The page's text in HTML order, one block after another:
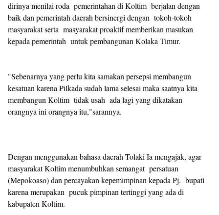
dirinya menilai roda pemerintahan di Koltim berjalan dengan
baik dan pemerintah daerah bersinergi dengan tokoh-tokoh
masyarakat serta masyarakat proaktif memberikan masukan
kepada pemerintah untuk pembangunan Kolaka Timur.
"Sebenarnya yang perlu kita samakan persepsi membangun
kesatuan karena Pilkada sudah lama selesai maka saatnya kita
membangun Koltim tidak usah ada lagi yang dikatakan
orangnya ini orangnya itu,"sarannya.
Dengan menggunakan bahasa daerah Tolaki Ia mengajak, agar
masyarakat Koltim menumbuhkan semangat persatuan
(Mepokoaso) dan percayakan kepemimpinan kepada Pj. bupati
karena merupakan pucuk pimpinan tertinggi yang ada di
kabupaten Koltim.